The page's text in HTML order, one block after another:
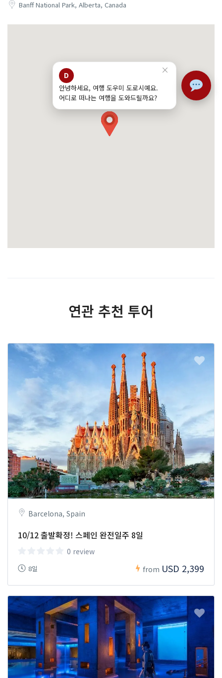
Banff National Park, Alberta, Canada
연관 추천 투어
Barcelona, Spain
10/12 출발확정! 스페인 완전일주 8일
0 review
8일 from USD 2,399
D
안녕하세요, 여행 도우미 도로시예요.
어디로 떠나는 여행을 도와드릴까요?
×